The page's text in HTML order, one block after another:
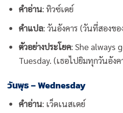
คำอ่าน: ทิวซ์เดย์
คำแปล: วันอังคาร (วันที่สองข
ตัวอย่างประโยค: She always
Tuesday. (เธอไปยิมทุกวันอังค
วันพุธ – Wednesday
คำอ่าน: เว็ดเนสเดย์